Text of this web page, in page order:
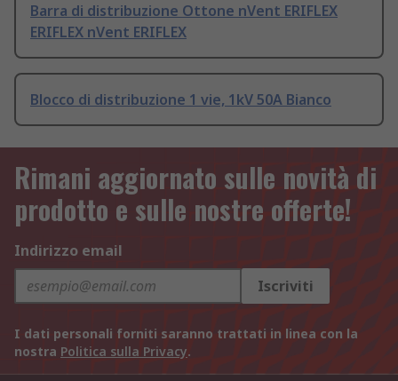
Barra di distribuzione Ottone nVent ERIFLEX
ERIFLEX nVent ERIFLEX
Blocco di distribuzione 1 vie, 1kV 50A Bianco
Rimani aggiornato sulle novità di
prodotto e sulle nostre offerte!
Indirizzo email
Iscriviti
I dati personali forniti saranno trattati in linea con la
nostra Politica sulla Privacy.